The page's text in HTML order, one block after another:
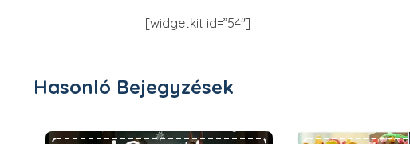
[widgetkit id=”54″]
Hasonló Bejegyzések